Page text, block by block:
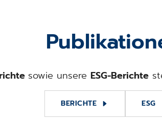
sowie unsere ESG-Berichte
BERICHTE ESG